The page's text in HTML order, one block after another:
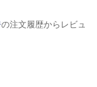
の注文履歴からレビュ